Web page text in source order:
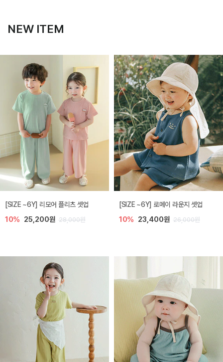
NEW ITEM
[SIZE ~6Y] 리모어 플리츠 셋업
10% 25,200원 28,000원
[SIZE ~6Y] 로메이 라운지 셋업
10% 23,400원 26,000원